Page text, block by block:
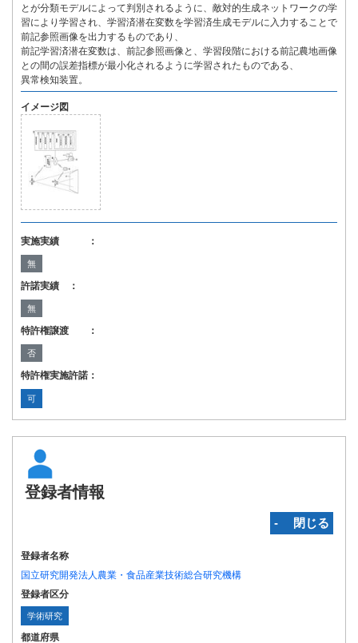
とが分類モデルによって判別されるように、敵対的生成ネットワークの学
習により学習され、学習済潜在変数を学習済生成モデルに入力することで
前記参照画像を出力するものであり、
前記学習済潜在変数は、前記参照画像と、学習段階における前記農地画像
との間の誤差指標が最小化されるように学習されたものである、
異常検知装置。
イメージ図
実施実績 ：
無
許諾実績 ：
無
特許権譲渡 ：
否
特許権実施許諾：
可
登録者情報
‐ 閉じる
登録者名称
国立研究開発法人農業・食品産業技術総合研究機構
登録者区分
学術研究
都道府県